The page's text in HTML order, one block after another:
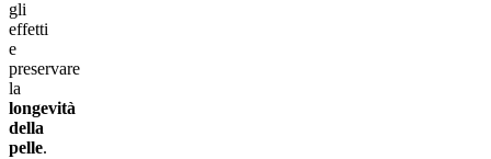
gli
effetti
e
preservare
la
longevità
della
pelle.